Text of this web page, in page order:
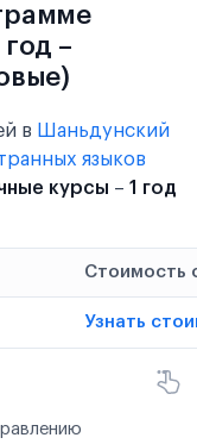
–
в Шаньдунский
языков
курсы – 1 год
Стоимость
Узнать